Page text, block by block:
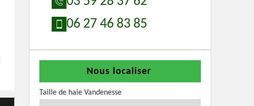
06 27 46 83 85
Nous localiser
Taille de haie Vandenesse